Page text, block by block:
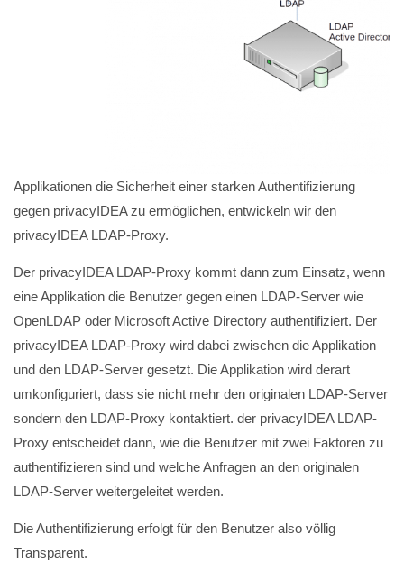
Applikationen die Sicherheit einer starken Authentifizierung
gegen privacyIDEA zu ermöglichen, entwickeln wir den
privacyIDEA LDAP-Proxy.
Der privacyIDEA LDAP-Proxy kommt dann zum Einsatz, wenn
eine Applikation die Benutzer gegen einen LDAP-Server wie
OpenLDAP oder Microsoft Active Directory authentifiziert. Der
privacyIDEA LDAP-Proxy wird dabei zwischen die Applikation
und den LDAP-Server gesetzt. Die Applikation wird derart
umkonfiguriert, dass sie nicht mehr den originalen LDAP-Server
sondern den LDAP-Proxy kontaktiert. der privacyIDEA LDAP-
Proxy entscheidet dann, wie die Benutzer mit zwei Faktoren zu
authentifizieren sind und welche Anfragen an den originalen
LDAP-Server weitergeleitet werden.
Die Authentifizierung erfolgt für den Benutzer also völlig
Transparent.